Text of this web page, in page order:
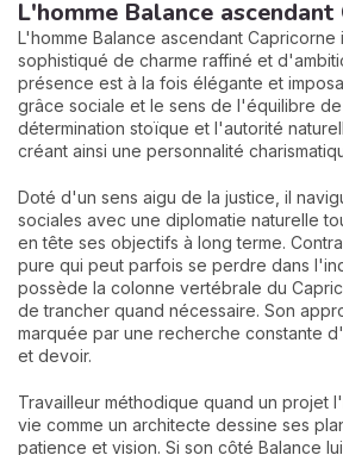
L'homme Balance ascendant
L'homme Balance ascendant Capricorne
sophistiqué de charme raffiné et
présence est à la fois élégante et
grâce sociale et le sens de l'équilibre
détermination stoïque et l'autorité
créant ainsi une personnalité
Doté d'un sens aigu de la justice, il
sociales avec une diplomatie naturelle
en tête ses objectifs à long terme.
pure qui peut parfois se perdre dans
possède la colonne vertébrale du
de trancher quand nécessaire. Son
marquée par une recherche constante
et devoir.
Travailleur méthodique quand un projet
vie comme un architecte dessine ses
patience et vision. Si son côté Balance